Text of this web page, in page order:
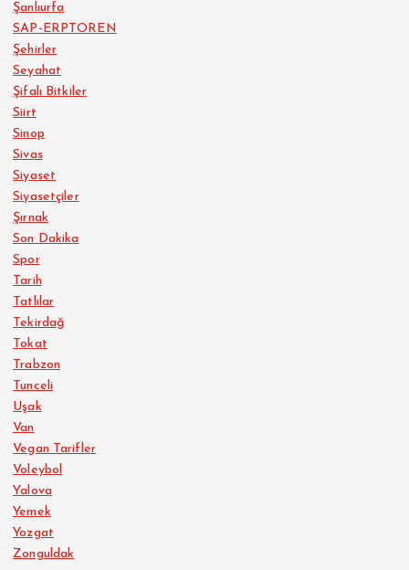
Şanlıurfa
SAP-ERPTOREN
Şehirler
Seyahat
Şifalı Bitkiler
Siirt
Sinop
Sivas
Siyaset
Siyasetçiler
Şırnak
Son Dakika
Spor
Tarih
Tatlılar
Tekirdağ
Tokat
Trabzon
Tunceli
Uşak
Van
Vegan Tarifler
Voleybol
Yalova
Yemek
Yozgat
Zonguldak